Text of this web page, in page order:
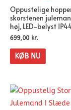
Oppustelige
skorstenen
høj, LED-belyst
699,00 kr.
KØB NU